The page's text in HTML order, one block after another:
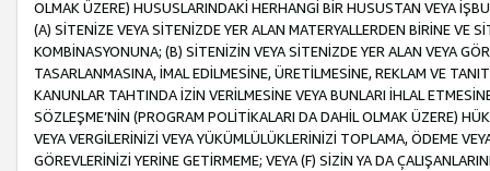
OLMAK ÜZERE) HUSUSLARINDAKİ HERHANGİ BİR HUSUSTAN VEYA
(A) SİTENİZE VEYA SİTENİZDE YER ALAN MATERYALLERDEN BİRİNE VE
KOMBİNASYONUNA; (B) SİTENİZİN VEYA SİTENİZDE YER ALAN VEYA
TASARLANMASINA, İMAL EDİLMESİNE, ÜRETİLMESİNE, REKLAM VE
KANUNLAR TAHTINDA İZİN VERİLMESİNE VEYA BUNLARI İHLAL
SÖZLEŞME’NİN (PROGRAM POLİTİKALARI DA DAHİL OLMAK ÜZERE)
VEYA VERGİLERİNİZİ VEYA YÜKÜMLÜLÜKLERİNİZİ TOPLAMA, ÖDEME
GÖREVLERİNİZİ YERİNE GETİRMEME; VEYA (F) SİZİN YA DA